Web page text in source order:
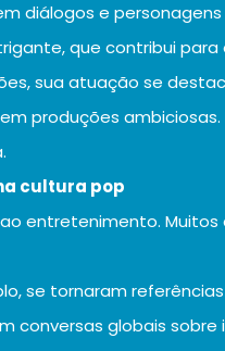
diálogos e
que contribui
sua atuação se
produções
cultura pop
entretenimento.
se tornaram
conversas globais